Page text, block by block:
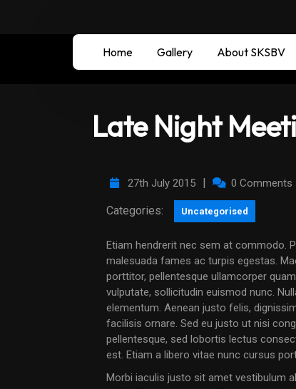
Home Gallery About SKSBV
Late Night
27th July 2015 | 0 Comments
Categories: Uncategorised
Etiam hendrerit nec sem at commodo. Pellentesque habitant morbi tristique senectus et netus et
malesuada fames ac turpis egestas.
porttitor, pellentesque ullamcorper
vulputate, sollicitudin euismod nunc.
elementum. Aenean justo felis,
facilisis ornare. Sed eu justo ut nisi
pellentesque, sed lobortis lectus
est. Etiam a libero vitae nunc cursus
Morbi iaculis justo sit amet vestibulum